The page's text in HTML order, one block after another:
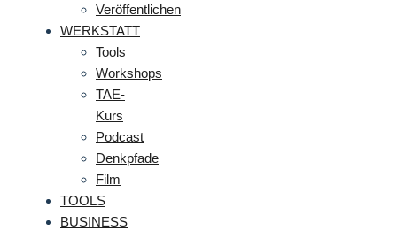
Veröffentlichen
WERKSTATT
Tools
Workshops
TAE-
Kurs
Podcast
Denkpfade
Film
TOOLS
BUSINESS